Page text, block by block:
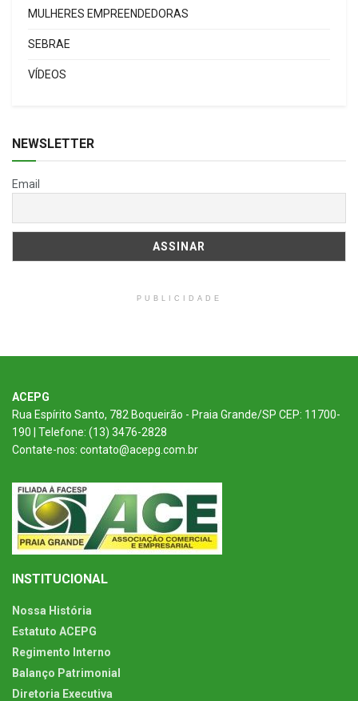
MULHERES EMPREENDEDORAS
SEBRAE
VÍDEOS
NEWSLETTER
Email
PUBLICIDADE
ACEPG
Rua Espírito Santo, 782 Boqueirão - Praia Grande/SP CEP: 11700-
190 | Telefone: (13) 3476-2828
Contate-nos: contato@acepg.com.br
INSTITUCIONAL
Nossa História
Estatuto ACEPG
Regimento Interno
Balanço Patrimonial
Diretoria Executiva